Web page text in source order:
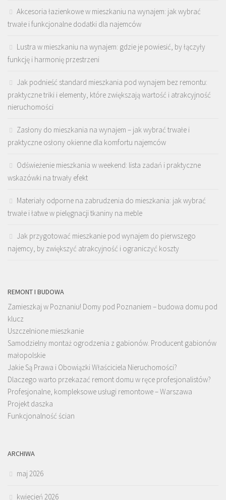
Akcesoria łazienkowe w mieszkaniu na wynajem: jak wybrać
trwałe i funkcjonalne dodatki dla najemców
Lustra w mieszkaniu na wynajem: gdzie je powiesić, by łączyły
funkcję i harmonię przestrzeni
Jak podnieść standard mieszkania pod wynajem bez remontu:
praktyczne triki i elementy, które zwiększają wartość i atrakcyjność
nieruchomości
Zasłony do mieszkania na wynajem – jak wybrać trwałe i
praktyczne osłony okienne dla komfortu najemców
Odświeżenie mieszkania w weekend: lista zadań i praktyczne
wskazówki na trwały efekt
Materiały odporne na zabrudzenia do mieszkania: jak wybrać
trwałe i łatwe w pielęgnacji tkaniny na meble
Jak przygotować mieszkanie pod wynajem do pierwszego
najemcy, by zwiększyć atrakcyjność i ograniczyć koszty
REMONT I BUDOWA
Zamieszkaj w Poznaniu! Domy pod Poznaniem – budowa domu pod
klucz
Uszczelnione mieszkanie
Samodzielny montaż ogrodzenia z gabionów. Producent gabionów
małopolskie
Jakie Są Prawa i Obowiązki Właściciela Nieruchomości?
Dlaczego warto przekazać remont domu w ręce profesjonalistów?
Profesjonalne, kompleksowe usługi remontowe – Warszawa
Projekt daszka
Funkcjonalność ścian
ARCHIWA
maj 2026
kwiecień 2026